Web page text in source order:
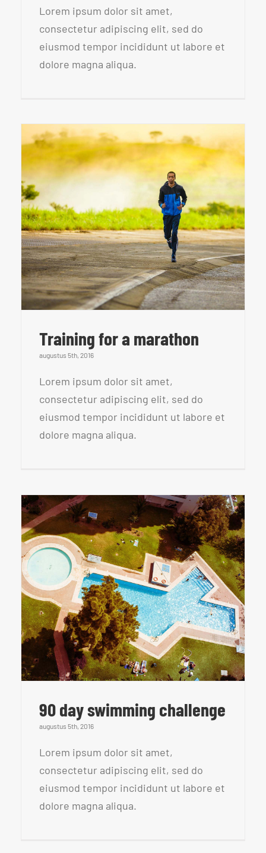
Lorem ipsum dolor sit amet,
consectetur adipiscing elit, sed do
eiusmod tempor incididunt ut labore et
dolore magna aliqua.
Training for a marathon
augustus 5th, 2016
Lorem ipsum dolor sit amet,
consectetur adipiscing elit, sed do
eiusmod tempor incididunt ut labore et
dolore magna aliqua.
90 day swimming challenge
augustus 5th, 2016
Lorem ipsum dolor sit amet,
consectetur adipiscing elit, sed do
eiusmod tempor incididunt ut labore et
dolore magna aliqua.